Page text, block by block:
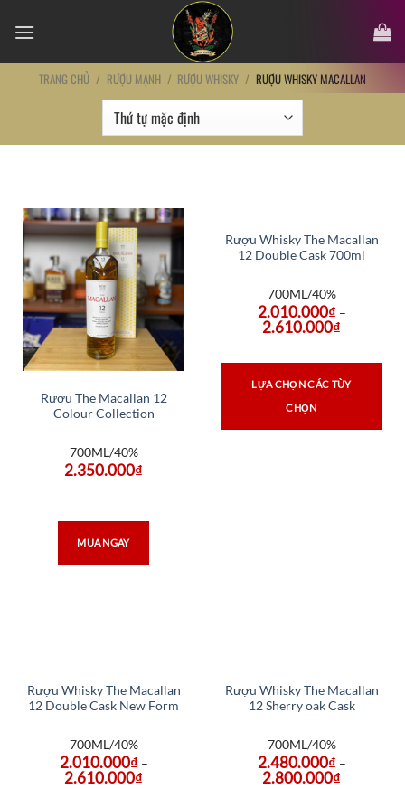
đến
TRANG CHỦ / RƯỢU MẠNH / RƯỢU WHISKY / RƯỢU WHISKY MACALLAN
Rượu The Macallan 12
Colour Collection
700ML/40%
2.350.000₫
MUA NGAY
Rượu Whisky The Macallan
12 Double Cask 700ml
700ML/40%
2.010.000₫ –
2.610.000₫
LỰA CHỌN CÁC TÙY
CHỌN
Rượu Whisky The Macallan
12 Double Cask New Form
700ML/40%
2.010.000₫ –
2.610.000₫
Rượu Whisky The Macallan
12 Sherry oak Cask
700ML/40%
2.480.000₫ –
2.800.000₫